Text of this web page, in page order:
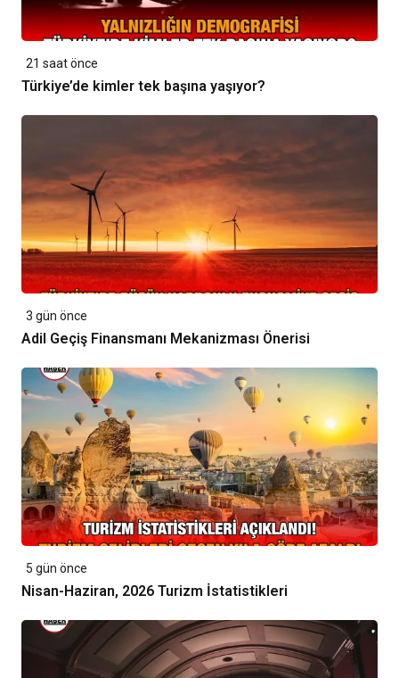
21 saat önce
Türkiye’de kimler tek başına yaşıyor?
3 gün önce
Adil Geçiş Finansmanı Mekanizması Önerisi
5 gün önce
Nisan-Haziran, 2026 Turizm İstatistikleri